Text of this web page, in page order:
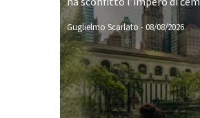
Guglielmo Scarlato -08/08/2026